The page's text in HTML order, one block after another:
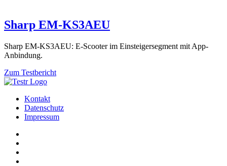
Sharp EM-KS3AEU
Sharp EM-KS3AEU: E-Scooter im Einsteigersegment mit App-
Anbindung.
Zum Testbericht
Kontakt
Datenschutz
Impressum